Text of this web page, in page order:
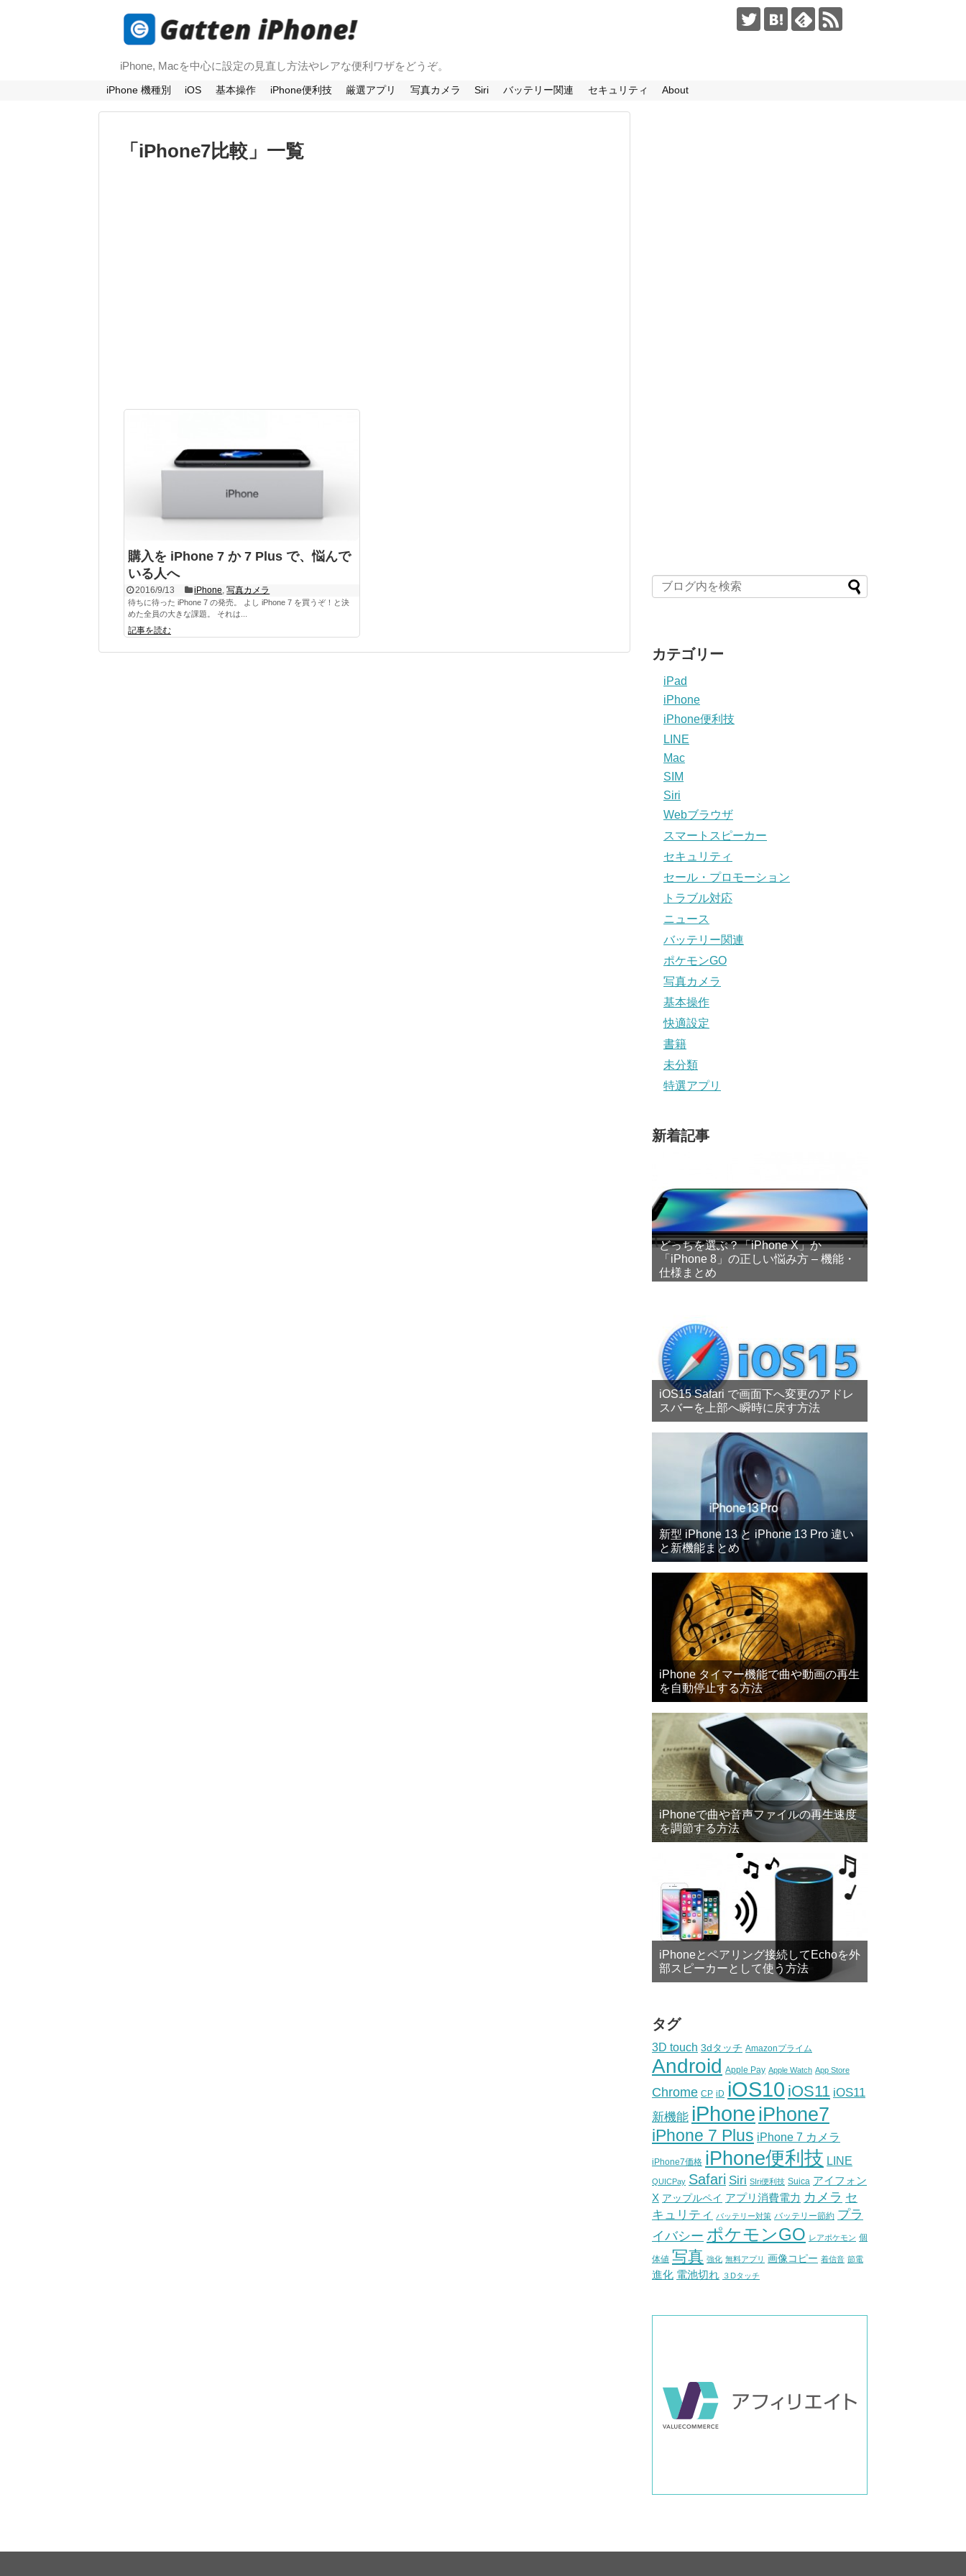
iPhone, Macを中心に設定の見直し方法やレアな便利ワザをどうぞ。
iPhone 機種別 iOS 基本操作 iPhone便利技 厳選アプリ 写真カメラ Siri バッテリー関連 セキュリティ About
「 iPhone7比較 」 一覧
購入を iPhone 7 か 7 Plus で、悩んで
いる人へ
2016/9/13 iPhone,写真カメラ
待ちに待った iPhone 7 の発売。 よし iPhone 7 を買うぞ！と決
めた全員の大きな課題。 それは...
記事を読む
カテゴリー
iPad
iPhone
iPhone便利技
LINE
Mac
SIM
Siri
Webブラウザ
スマートスピーカー
セキュリティ
セール・プロモーション
トラブル対応
ニュース
バッテリー関連
ポケモンGO
写真カメラ
基本操作
快適設定
書籍
未分類
特選アプリ
新着記事
どっちを選ぶ？「iPhone X」か
「iPhone 8」の正しい悩み方 – 機能・
仕様まとめ
iOS15 Safari で画面下へ変更のアドレ
スバーを上部へ瞬時に戻す方法
新型 iPhone 13 と iPhone 13 Pro 違い
と新機能まとめ
iPhone タイマー機能で曲や動画の再生
を自動停止する方法
iPhoneで曲や音声ファイルの再生速度
を調節する方法
iPhoneとペアリング接続してEchoを外
部スピーカーとして使う方法
タグ
3D touch 3dタッチ Amazonプライム
Android Apple Pay Apple Watch App Store
Chrome CP iD iOS10 iOS11 iOS11
新機能 iPhoneiPhone7
iPhone 7 Plus iPhone 7 カメラ
iPhone7価格 iPhone便利技 LINE
QUICPay Safari Siri SIri便利技 Suica アイフォン
X アップルペイ アプリ消費電力 カメラ セ
キュリティ
バッテリー対策 バッテリー節約 プラ
イバシー ポケモンGO レアポケモン 個
体値 写真 強化 無料アプリ 画像コピー 着信音 節電
進化 電池切れ ３Dタッチ